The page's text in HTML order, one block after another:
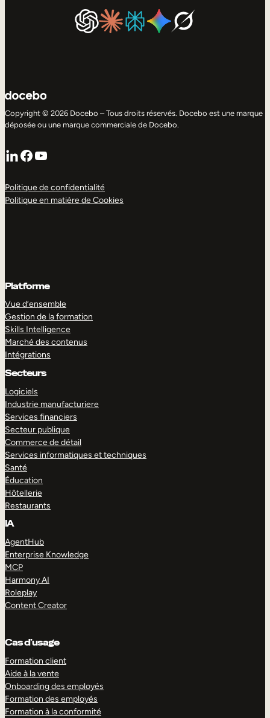
Copyright © 2026 Docebo – Tous droits réservés. Docebo est une marque
déposée ou une marque commerciale de Docebo.
LinkedIn
Facebook
YouTube
Politique de confidentialité
Politique en matière de Cookies
Platforme
Vue d’ensemble
Gestion de la formation
Skills Intelligence
Marché des contenus
Intégrations
Secteurs
Logiciels
Industrie manufacturiere
Services financiers
Secteur publique
Commerce de détail
Services informatiques et techniques
Santé
Éducation
Hôtellerie
Restaurants
IA
AgentHub
Enterprise Knowledge
MCP
Harmony AI
Roleplay
Content Creator
Cas d’usage
Formation client
Aide à la vente
Onboarding des employés
Formation des employés
Formation à la conformité